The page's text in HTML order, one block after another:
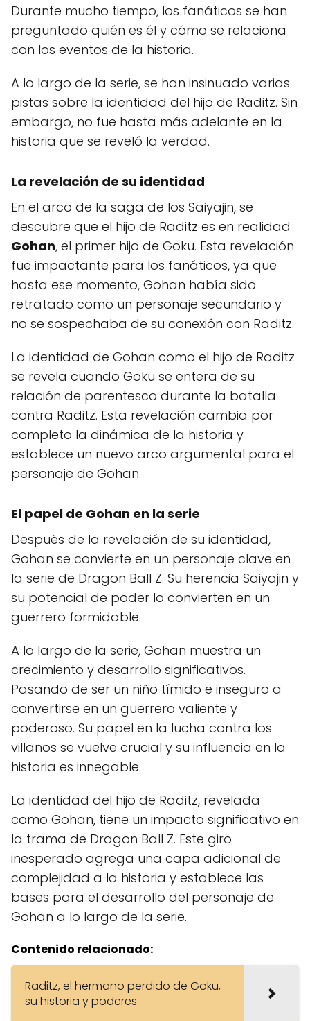
Durante mucho tiempo, los fanáticos se han
preguntado quién es él y cómo se relaciona
con los eventos de la historia.
A lo largo de la serie, se han insinuado varias
pistas sobre la identidad del hijo de Raditz. Sin
embargo, no fue hasta más adelante en la
historia que se reveló la verdad.
La revelación de su identidad
En el arco de la saga de los Saiyajin, se
descubre que el hijo de Raditz es en realidad
Gohan, el primer hijo de Goku. Esta revelación
fue impactante para los fanáticos, ya que
hasta ese momento, Gohan había sido
retratado como un personaje secundario y
no se sospechaba de su conexión con Raditz.
La identidad de Gohan como el hijo de Raditz
se revela cuando Goku se entera de su
relación de parentesco durante la batalla
contra Raditz. Esta revelación cambia por
completo la dinámica de la historia y
establece un nuevo arco argumental para el
personaje de Gohan.
El papel de Gohan en la serie
Después de la revelación de su identidad,
Gohan se convierte en un personaje clave en
la serie de Dragon Ball Z. Su herencia Saiyajin y
su potencial de poder lo convierten en un
guerrero formidable.
A lo largo de la serie, Gohan muestra un
crecimiento y desarrollo significativos.
Pasando de ser un niño tímido e inseguro a
convertirse en un guerrero valiente y
poderoso. Su papel en la lucha contra los
villanos se vuelve crucial y su influencia en la
historia es innegable.
La identidad del hijo de Raditz, revelada
como Gohan, tiene un impacto significativo en
la trama de Dragon Ball Z. Este giro
inesperado agrega una capa adicional de
complejidad a la historia y establece las
bases para el desarrollo del personaje de
Gohan a lo largo de la serie.
Contenido relacionado:
Raditz, el hermano perdido de Goku,
su historia y poderes